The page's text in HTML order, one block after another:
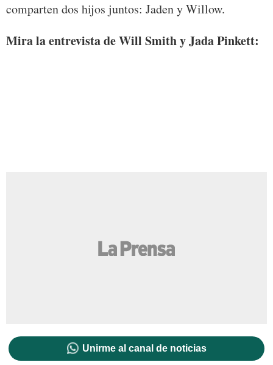
comparten dos hijos juntos: Jaden y Willow.
Mira la entrevista de Will Smith y Jada Pinkett:
Unirme al canal de noticias